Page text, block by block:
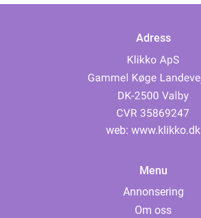
Adress
web: www.klikko.dk
Menu
Annonsering
Om oss